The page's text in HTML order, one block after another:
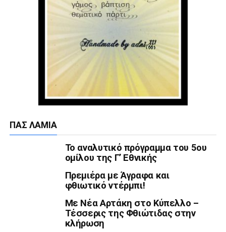
ΠΑΣ ΛΑΜΊΑ
Το αναλυτικό πρόγραμμα του 5ου
ομίλου της Γ’ Εθνικής
Πρεμιέρα με Άγραφα και
φθιωτικό ντέρμπι!
Με Νέα Αρτάκη στο Κύπελλο –
Τέσσερις της Φθιώτιδας στην
κλήρωση